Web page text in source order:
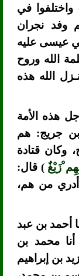
واختلفوا في
وفد نجران
عيسى عليه
الله وروح
الله هذه
هذه الأمة
جريج: هم
وكان قتادة
ْزَيْغٌ) قال:
أدري من هم،
أحمد بن عبد
أنا محمد بن
بن إبراهيم